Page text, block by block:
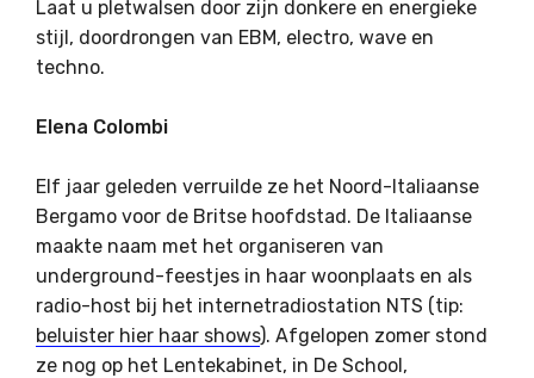
Laat u pletwalsen door zijn donkere en energieke
stijl, doordrongen van EBM, electro, wave en
techno.
Elena Colombi
Elf jaar geleden verruilde ze het Noord-Italiaanse
Bergamo voor de Britse hoofdstad. De Italiaanse
maakte naam met het organiseren van
underground-feestjes in haar woonplaats en als
radio-host bij het internetradiostation NTS (tip:
beluister hier haar shows). Afgelopen zomer stond
ze nog op het Lentekabinet, in De School,